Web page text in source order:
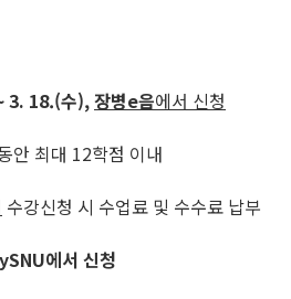
3. 18.(수),장병e음에서 신청
안 최대 12학점 이내
수강신청 시 수업료 및 수수료 납부
에서 신청